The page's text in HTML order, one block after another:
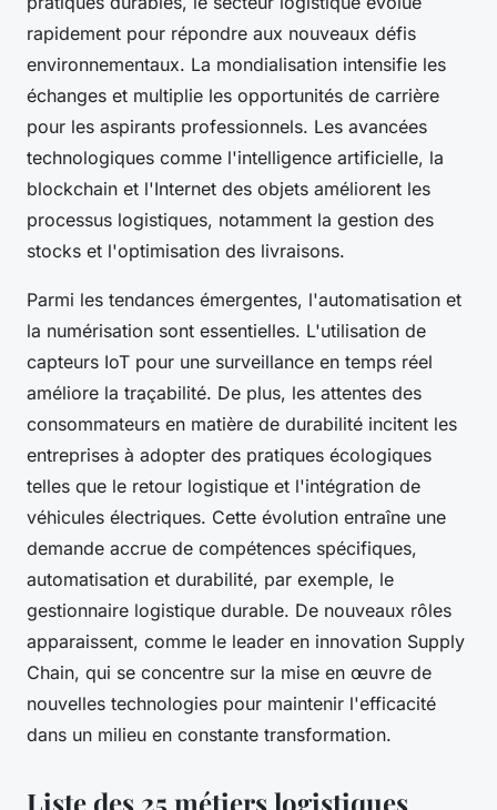
rapidement pour répondre aux nouveaux défis
environnementaux. La mondialisation intensifie les
échanges et multiplie les opportunités de carrière
pour les aspirants professionnels. Les avancées
technologiques comme l'intelligence artificielle, la
blockchain et l'Internet des objets améliorent les
processus logistiques, notamment la gestion des
stocks et l'optimisation des livraisons.
Parmi les tendances émergentes, l'automatisation et
la numérisation sont essentielles. L'utilisation de
capteurs IoT pour une surveillance en temps réel
améliore la traçabilité. De plus, les attentes des
consommateurs en matière de durabilité incitent les
entreprises à adopter des pratiques écologiques
telles que le retour logistique et l'intégration de
véhicules électriques. Cette évolution entraîne une
demande accrue de compétences spécifiques,
automatisation et durabilité, par exemple, le
gestionnaire logistique durable. De nouveaux rôles
apparaissent, comme le leader en innovation Supply
Chain, qui se concentre sur la mise en œuvre de
nouvelles technologies pour maintenir l'efficacité
dans un milieu en constante transformation.
Liste des 25 métiers logistiques